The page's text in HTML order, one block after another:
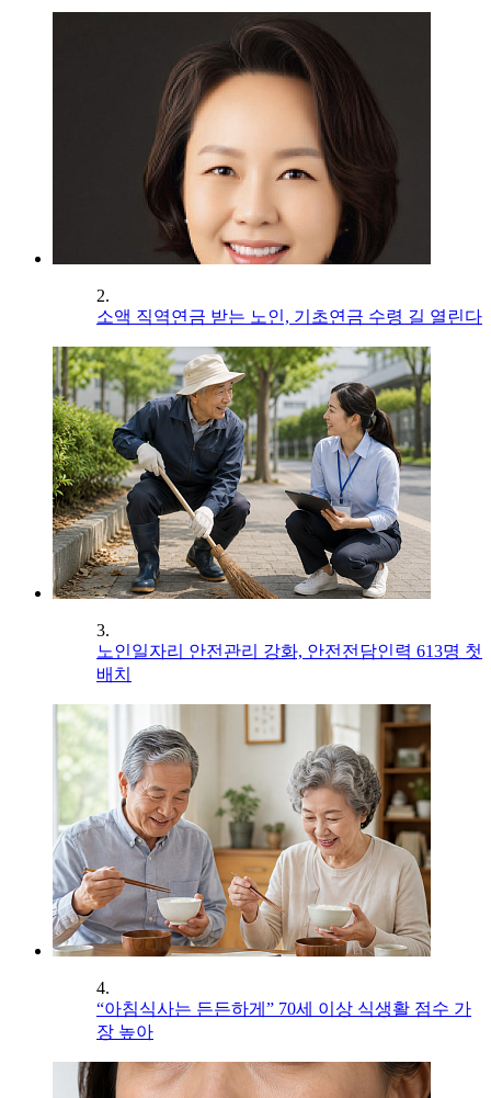
2.
소액 직역연금 받는 노인, 기초연금 수령 길 열린다
3.
노인일자리 안전관리 강화, 안전전담인력 613명 첫
배치
4.
“아침식사는 든든하게” 70세 이상 식생활 점수 가
장 높아